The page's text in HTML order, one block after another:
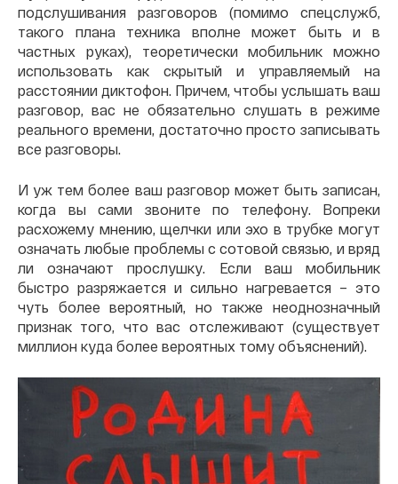
подслушивания разговоров (помимо спецслужб,
такого плана техника вполне может быть и в
частных руках), теоретически мобильник можно
использовать как скрытый и управляемый на
расстоянии диктофон. Причем, чтобы услышать ваш
разговор, вас не обязательно слушать в режиме
реального времени, достаточно просто записывать
все разговоры.
И уж тем более ваш разговор может быть записан,
когда вы сами звоните по телефону. Вопреки
расхожему мнению, щелчки или эхо в трубке могут
означать любые проблемы с сотовой связью, и вряд
ли означают прослушку. Если ваш мобильник
быстро разряжается и сильно нагревается – это
чуть более вероятный, но также неоднозначный
признак того, что вас отслеживают (существует
миллион куда более вероятных тому объяснений).